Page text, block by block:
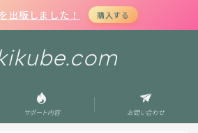
出版しました！ 購入する
サポート内容 お問い合わせ